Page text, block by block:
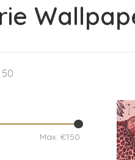
50
Max: €150